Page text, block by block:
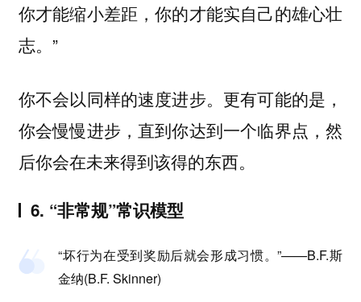
你才能缩小差距，你的才能实自己的雄心壮
志。”
你不会以同样的速度进步。更有可能的是，
你会慢慢进步，直到你达到一个临界点，然
后你会在未来得到该得的东西。
6. “非常规”常识模型
“坏行为在受到奖励后就会形成习惯。”——B.F.斯
金纳(B.F. Skinner)